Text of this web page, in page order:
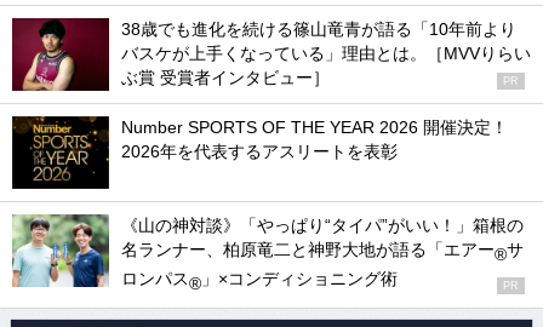
38歳でも進化を続ける篠山竜青が語る「10年前より
バスケが上手くなっている」理由とは。［MVVりらい
ぶ賞 受賞者インタビュー］
PR
Number SPORTS OF THE YEAR 2026 開催決定！
2026年を代表するアスリートを表彰
《山の神対談》「やっぱり“タイパ”がいい！」箱根の
名ランナー、柏原竜二と神野大地が語る「エアー®サ
ロンパス® 」×コンディショニング術 PR